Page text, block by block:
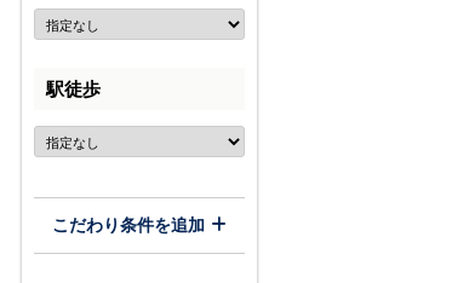
駅徒歩
こだわり条件を追加